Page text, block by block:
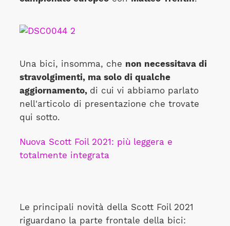
Una bici, insomma, che non necessitava di
stravolgimenti, ma solo di qualche
aggiornamento, di cui vi abbiamo parlato
nell'articolo di presentazione che trovate
qui sotto.
Nuova Scott Foil 2021: più leggera e
totalmente integrata
Le principali novità della Scott Foil 2021
riguardano la parte frontale della bici: